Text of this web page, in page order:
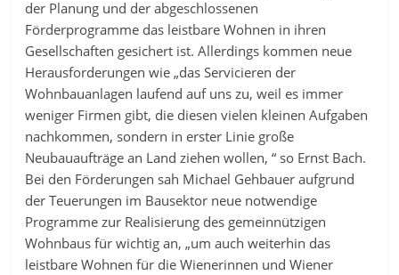
der Planung und der abgeschlossenen
Förderprogramme das leistbare Wohnen in ihren
Gesellschaften gesichert ist. Allerdings kommen neue
Herausforderungen wie „das Servicieren der
Wohnbauanlagen laufend auf uns zu, weil es immer
weniger Firmen gibt, die diesen vielen kleinen Aufgaben
nachkommen, sondern in erster Linie große
Neubauaufträge an Land ziehen wollen, “ so Ernst Bach.
Bei den Förderungen sah Michael Gehbauer aufgrund
der Teuerungen im Bausektor neue notwendige
Programme zur Realisierung des gemeinnützigen
Wohnbaus für wichtig an, „um auch weiterhin das
leistbare Wohnen für die Wienerinnen und Wiener